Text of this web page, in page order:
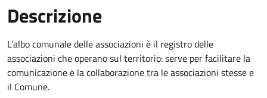
Descrizione
L’albo comunale delle associazioni è il registro delle
associazioni che operano sul territorio: serve per facilitare la
comunicazione e la collaborazione tra le associazioni stesse e
il Comune.